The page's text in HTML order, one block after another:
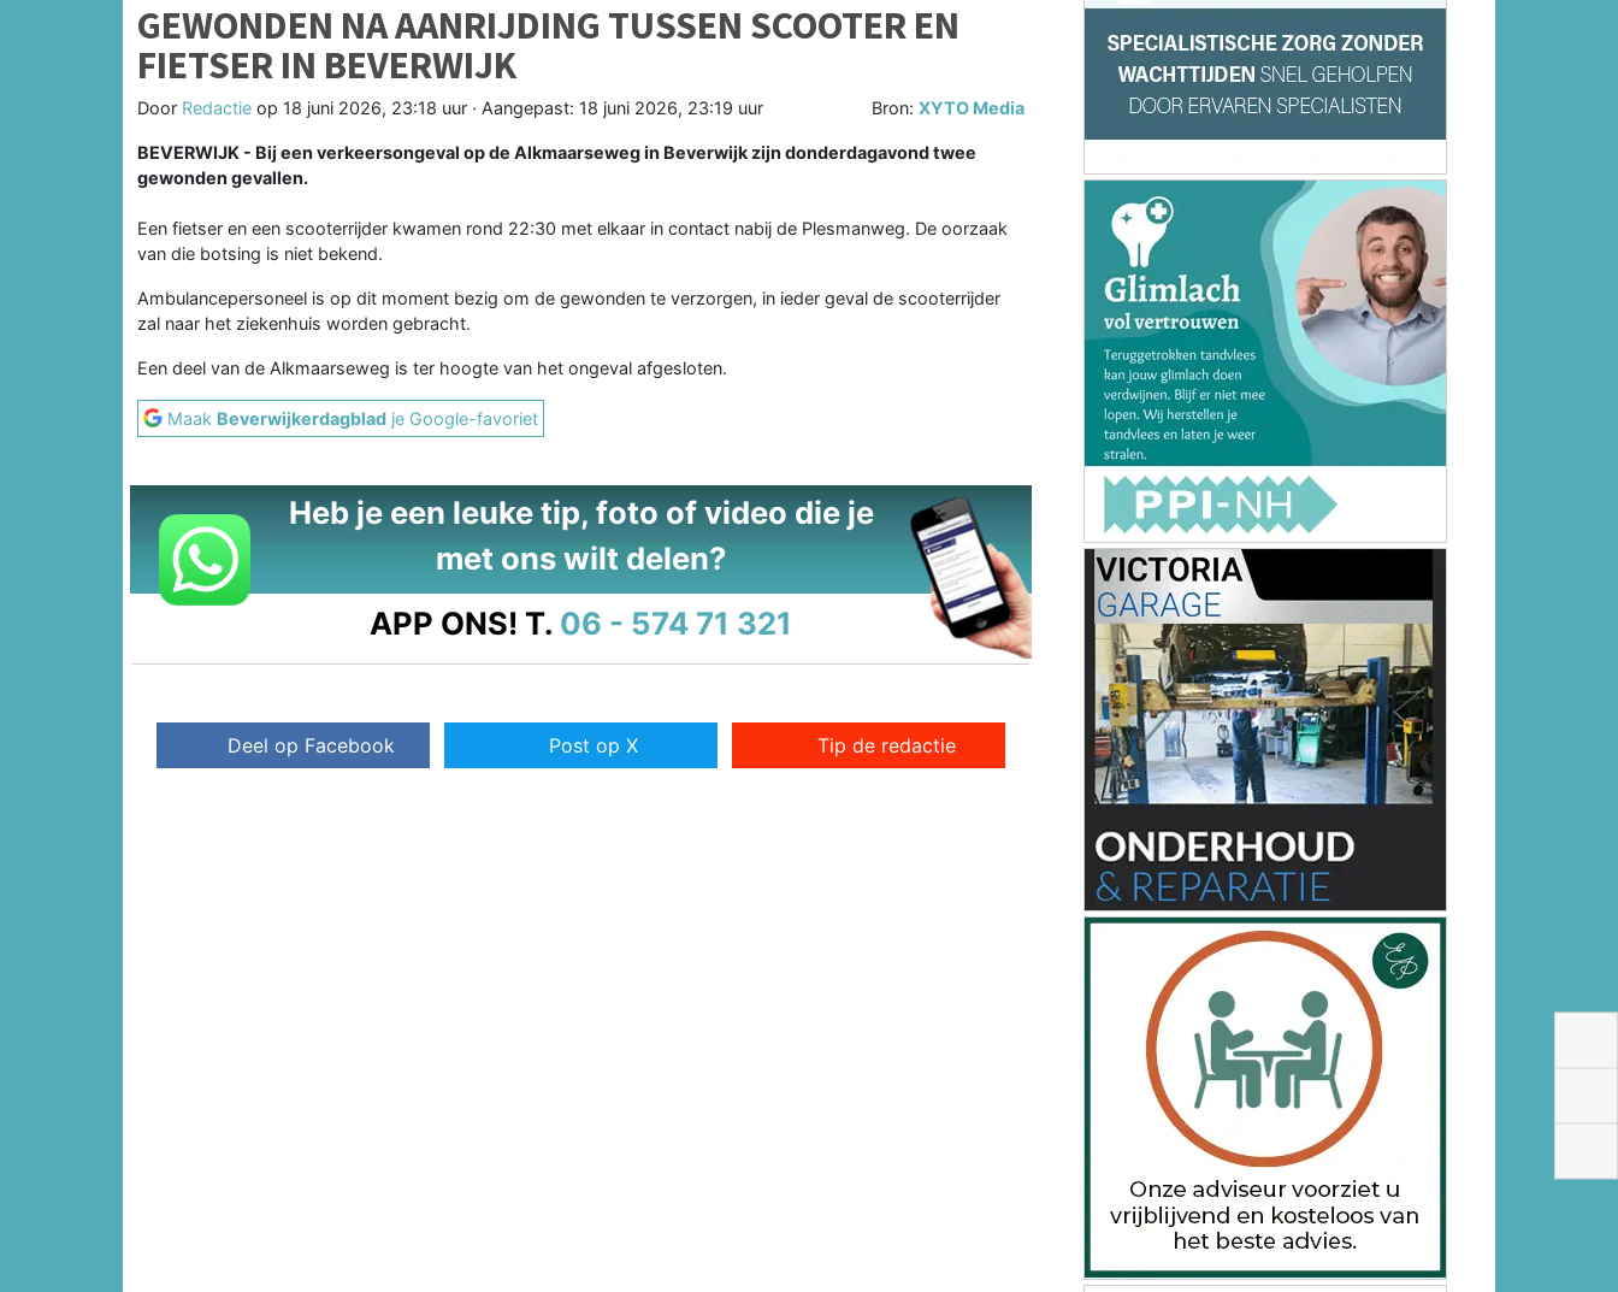
GEWONDEN NA AANRIJDING TUSSEN SCOOTER EN
FIETSER IN BEVERWIJK
Door Redactie op 18 juni 2026, 23:18 uur · Aangepast: 18 juni 2026, 23:19 uur Bron:XYTO Media
BEVERWIJK - Bij een verkeersongeval op de Alkmaarseweg in Beverwijk zijn donderdagavond twee
gewonden gevallen.
Een fietser en een scooterrijder kwamen rond 22:30 met elkaar in contact nabij de Plesmanweg. De oorzaak
van die botsing is niet bekend.
Ambulancepersoneel is op dit moment bezig om de gewonden te verzorgen, in ieder geval de scooterrijder
zal naar het ziekenhuis worden gebracht.
Een deel van de Alkmaarseweg is ter hoogte van het ongeval afgesloten.
Maak Beverwijkerdagblad je Google-favoriet
Heb je een leuke tip, foto of video die je
met ons wilt delen?
APP ONS! T. 06 - 574 71 321
Deel op Facebook Post op X Tip de redactie